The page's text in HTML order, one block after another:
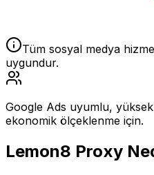
Tüm sosyal medya
uygundur.
Google Ads uyumlu,
ekonomik ölçeklenme için.
Lemon8 Proxy